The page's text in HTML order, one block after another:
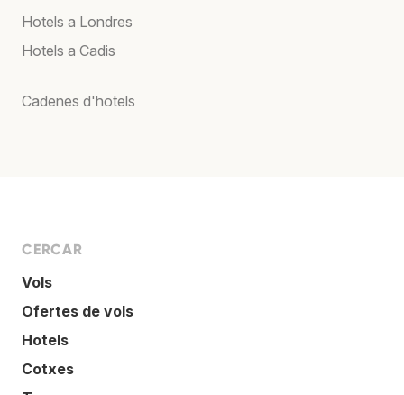
Hotels a Londres
Hotels a Cadis
Cadenes d'hotels
CERCAR
Vols
Ofertes de vols
Hotels
Cotxes